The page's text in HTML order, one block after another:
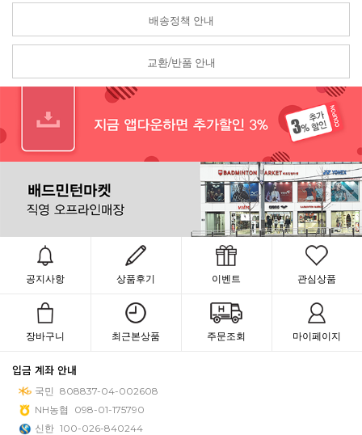
배송정책 안내
교환/반품 안내
공지사항 상품후기 이벤트 관심상품
장바구니 최근본상품 주문조회 마이페이지
입금 계좌 안내
국민 808837-04-002608
NH농협
098-01-175790
신한 100-026-840244